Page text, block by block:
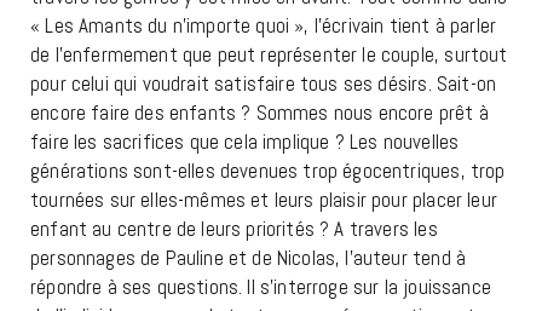
« Les Amants du n’importe quoi », l’écrivain tient à parler
de l’enfermement que peut représenter le couple, surtout
pour celui qui voudrait satisfaire tous ses désirs. Sait-on
encore faire des enfants ? Sommes nous encore prêt à
faire les sacrifices que cela implique ? Les nouvelles
générations sont-elles devenues trop égocentriques, trop
tournées sur elles-mêmes et leurs plaisir pour placer leur
enfant au centre de leurs priorités ? A travers les
personnages de Pauline et de Nicolas, l’auteur tend à
répondre à ses questions. Il s’interroge sur la jouissance